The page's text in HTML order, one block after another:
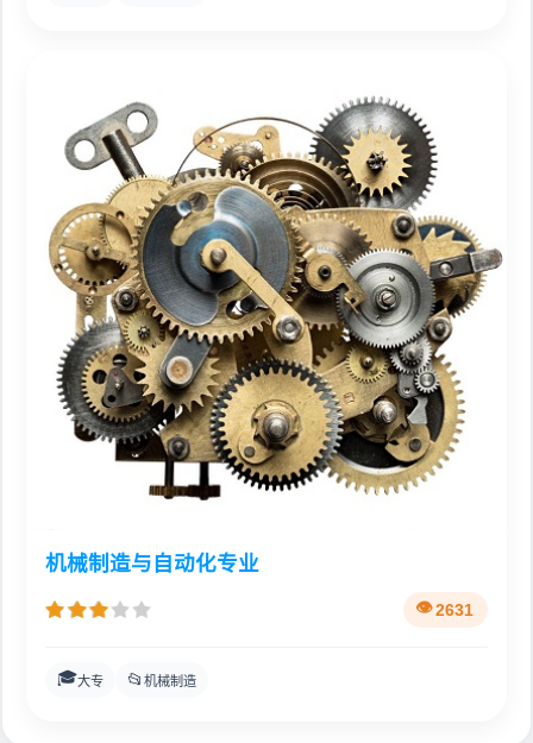
机械制造与自动化专业
2631
🎓大专 📂 机械制造